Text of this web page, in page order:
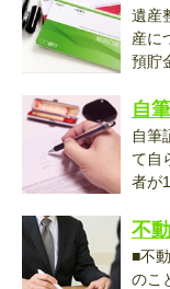
遺産
産に
預貯
自
自筆
て自
者が
不
■不
のこ